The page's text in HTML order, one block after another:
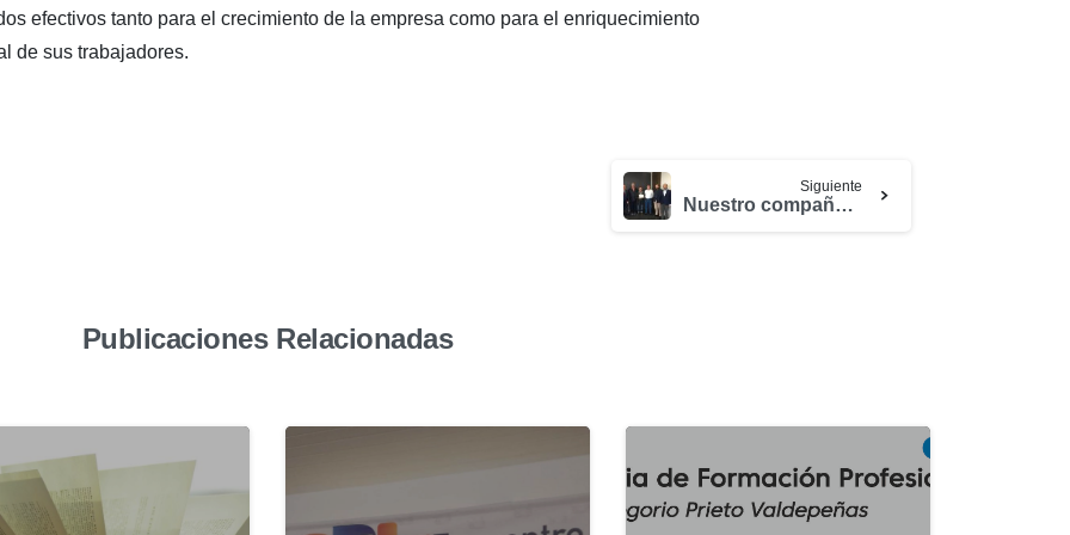
efectivos tanto para el crecimiento de la empresa como para el enriquecimiento
de sus trabajadores.
Siguiente
Nuestro compañero Pedro Gómez cumple 25 años en TECNOVE
Publicaciones Relacionadas